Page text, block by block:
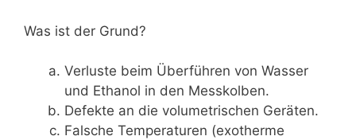
Was ist der Grund?
Verluste beim Überführen von Wasser
und Ethanol in den Messkolben.
Defekte an die volumetrischen Geräten.
Falsche Temperaturen (exotherme